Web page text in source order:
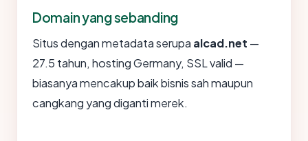
Domain yang sebanding
Situs dengan metadata serupa alcad.net —
27.5 tahun, hosting Germany, SSL valid —
biasanya mencakup baik bisnis sah maupun
cangkang yang diganti merek.